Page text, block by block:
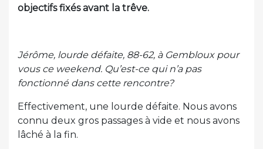
objectifs fixés avant la trêve.
Jérôme, lourde défaite, 88-62, à Gembloux pour
vous ce weekend. Qu’est-ce qui n’a pas
fonctionné dans cette rencontre?
Effectivement, une lourde défaite. Nous avons
connu deux gros passages à vide et nous avons
lâché à la fin.